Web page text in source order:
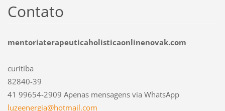
Contato
mentoriaterapeuticaholisticaonlinenovak.com
curitiba
82840-39
41 99654-2909 Apenas mensagens via WhatsApp
luzeenergia@hotmail.com